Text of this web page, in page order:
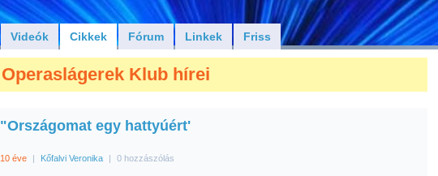
Videók Cikkek Fórum Linkek Friss
Operaslágerek Klub hírei
"Országomat egy hattyúért'
10 éve | Kőfalvi Veronika | 0 hozzászólás